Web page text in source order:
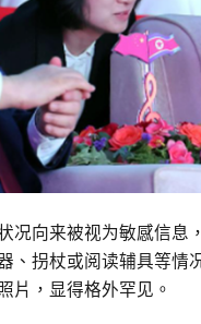
况向来被视为敏感信息
、拐杖或阅读辅具等情
片，显得格外罕见。